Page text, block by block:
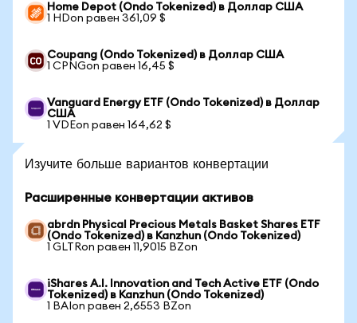
Home Depot (Ondo Tokenized) в Доллар США
1 HDon равен 361,09 $
Coupang (Ondo Tokenized) в Доллар США
1 CPNGon равен 16,45 $
Vanguard Energy ETF (Ondo Tokenized) в Доллар
США
1 VDEon равен 164,62 $
Изучите больше вариантов конвертации
Расширенные конвертации активов
abrdn Physical Precious Metals Basket Shares ETF
(Ondo Tokenized) в Kanzhun (Ondo Tokenized)
1 GLTRon равен 11,9015 BZon
iShares A.I. Innovation and Tech Active ETF (Ondo
Tokenized) в Kanzhun (Ondo Tokenized)
1 BAIon равен 2,6553 BZon